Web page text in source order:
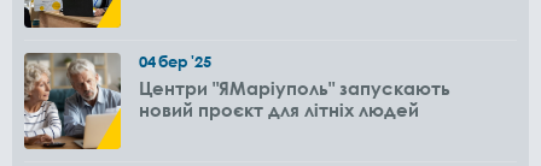
04бер'25
Центри "ЯМаріуполь" запускають
новий проєкт для літніх людей